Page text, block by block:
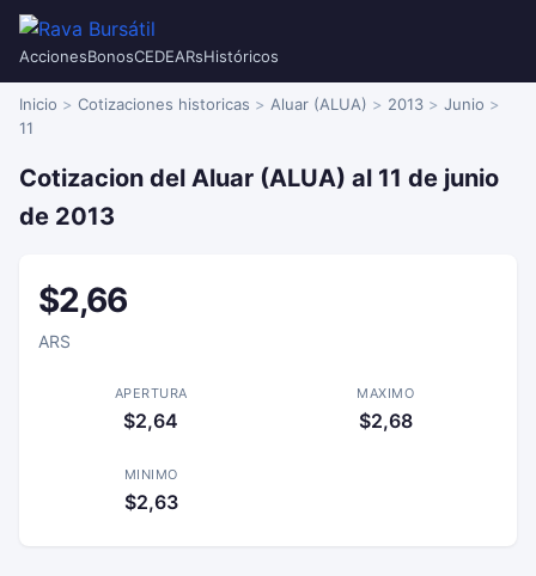
AccionesBonosCEDEARsHistóricos
Inicio Cotizaciones historicas Aluar (ALUA) 2013
Junio
11
Cotizacion del Aluar (ALUA) al 11 de junio
de 2013
$2,66
ARS
APERTURA
$2,64
MAXIMO
$2,68
MINIMO
$2,63